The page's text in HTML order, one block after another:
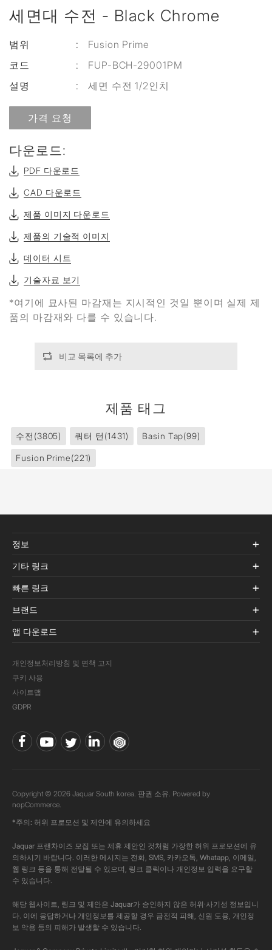
세면대 수전 - Black Chrome
범위 :
Fusion Prime
코드
:
FUP-BCH-29001PM
설명
: 세면 수전 1/2인치
가격 요청
다운로드:
PDF 다운로드
CAD 다운로드
제품 이미지 다운로드
제품의 기술적 이미지
데이터 시트
기술자료 보기
*여기에 묘사된 마감재는 지시적인 것일 뿐이며 실제 제
품의 마감재와 다를 수 있습니다.
비교 목록에 추가
제품 태그
수전 (3805) 쿼터 턴 (1431) Basin Tap(99)
Fusion Prime(221)
정보
기타 링크
빠른 링크
브랜드
앱 다운로드
개인정보처리방침 및 면책 고지
쿠키 사용
사이트맵
GDPR
Copyright © 2026 Jaquar South korea. 판권 소유. Powered by
nopCommerce.
*주의: 허위 프로모션 및 제안에 유의하세요
Jaquar 프랜차이즈 모집 또는 제휴 제안인 것처럼 가장한 허위 프로모션에 유
의하시기 바랍니다. 이러한 메시지는 전화, SMS, 카카오톡, Whatapp, 이메일,
웹 링크 등을 통해 전달될 수 있으며, 링크 클릭이나 개인정보 입력을 요구할
수 있습니다.
해당 웹사이트, 링크 및 제안은 Jaquar가 승인하지 않은 허위·사기성 정보입니
다. 이에 응답하거나 개인정보를 제공할 경우 금전적 피해, 신원 도용, 개인정
보 악용 등의 피해가 발생할 수 있습니다.